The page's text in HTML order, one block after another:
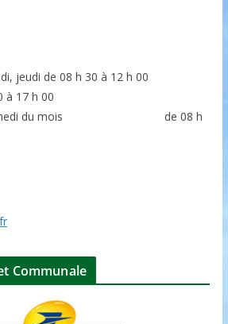
jeudi de 08 h 30 à 12 h 00
à 17 h 00
samedi du mois de 08 h
Communale